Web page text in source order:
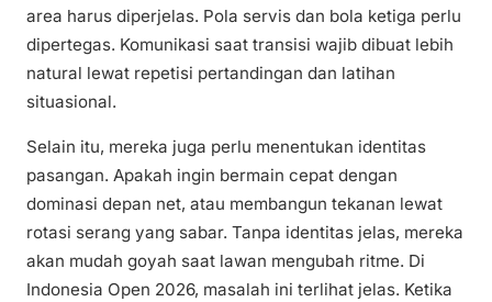
area harus diperjelas. Pola servis dan bola ketiga perlu
dipertegas. Komunikasi saat transisi wajib dibuat lebih
natural lewat repetisi pertandingan dan latihan
situasional.
Selain itu, mereka juga perlu menentukan identitas
pasangan. Apakah ingin bermain cepat dengan
dominasi depan net, atau membangun tekanan lewat
rotasi serang yang sabar. Tanpa identitas jelas, mereka
akan mudah goyah saat lawan mengubah ritme. Di
Indonesia Open 2026, masalah ini terlihat jelas. Ketika